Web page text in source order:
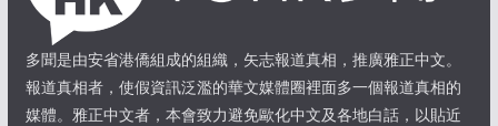
多聞是由安省港僑組成的組織，矢志報道真相，推廣雅正中文。
報道真相者，使假資訊泛濫的華文媒體圈裡面多一個報道真相的
媒體。雅正中文者，本會致力避免歐化中文及各地白話，以貼近